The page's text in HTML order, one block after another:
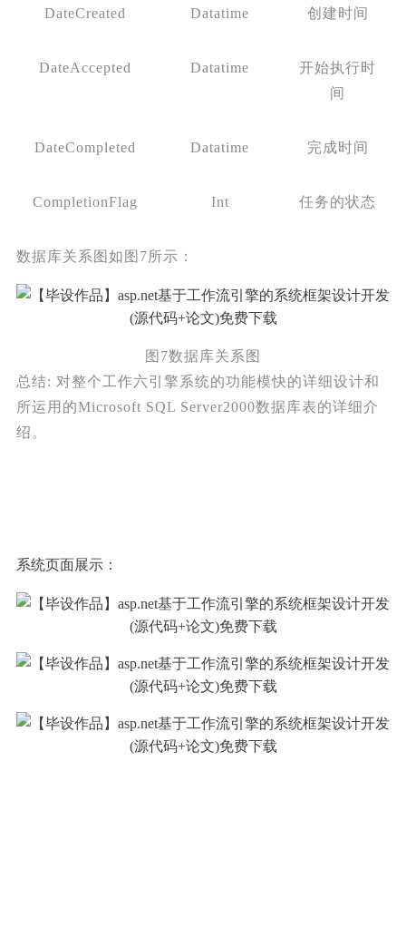
DateCreated Datatime 创建时间
DateAccepted Datatime
开始执行时
间
DateCompleted Datatime 完成时间
CompletionFlag Int 任务的状态
数据库关系图如图7所示：
图7数据库关系图
总结: 对整个工作六引擎系统的功能模快的详细设计和
所运用的Microsoft SQL Server2000数据库表的详细介
绍。
系统页面展示：